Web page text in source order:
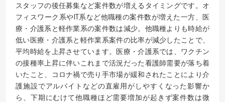
スタッフの後任募集など案件数が増えるタイミングです。オ
フィスワーク系やIT系など他職種の案件数が増えた一方、医
療・介護系と軽作業系の案件数は減少。他職種よりも時給が
低い医療・介護系と軽作業系案件の比率が減少したことで、
平均時給を上昇させています。医療・介護系では、ワクチン
の接種率上昇に伴いこれまで活況だった看護師需要が落ち着
いたこと、コロナ禍で売り手市場が緩和されたことにより介
護施設でアルバイトなどの直雇用がしやすくなった影響か
ら、下期にむけて他職種ほど需要増加が起きず案件数は微